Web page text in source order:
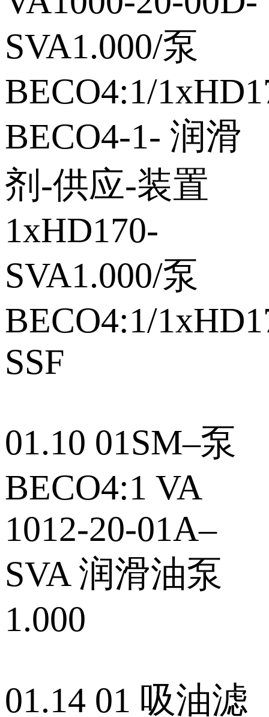
SVA1.000/泵
BECO4:1/
BECO4‑1‑ 润滑
剂‑供应‑装置
1xHD170‑
SVA1.000/泵
BECO4:1/
SSF
01.10 01SM–泵
BECO4:1 VA
1012‑20‑01A–
SVA 润滑油泵
1.000
01.14 01 吸油滤